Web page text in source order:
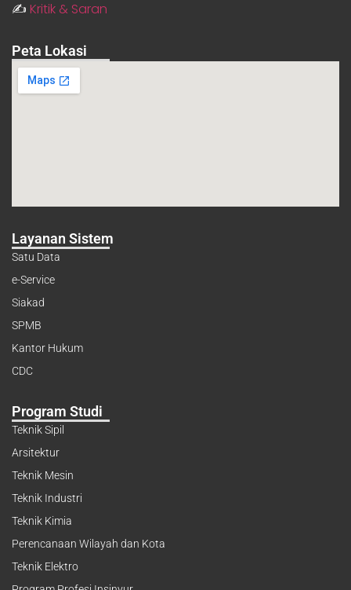
✍️ Kritik & Saran
Peta Lokasi
Layanan Sistem
Satu Data
e-Service
Siakad
SPMB
Kantor Hukum
CDC
Program Studi
Teknik Sipil
Arsitektur
Teknik Mesin
Teknik Industri
Teknik Kimia
Perencanaan Wilayah dan Kota
Teknik Elektro